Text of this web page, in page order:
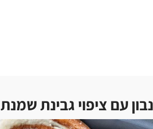
עם ציפוי גבינת שמנת